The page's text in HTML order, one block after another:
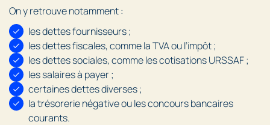
On y retrouve notamment :
les dettes fournisseurs ;
les dettes fiscales, comme la TVA ou l’impôt ;
les dettes sociales, comme les cotisations URSSAF ;
les salaires à payer ;
certaines dettes diverses ;
la trésorerie négative ou les concours bancaires
courants.